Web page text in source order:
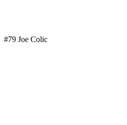
#79 Joe Colic